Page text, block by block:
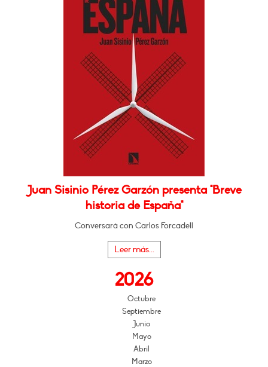
Juan Sisinio Pérez Garzón presenta "Breve
historia de España"
Conversará con Carlos Forcadell
Leer más...
2026
Octubre
Septiembre
Junio
Mayo
Abril
Marzo